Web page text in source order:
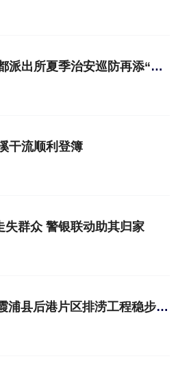
巡逻电动车“上岗” 蕉城七都派出所夏季治安巡防再添“利器”
干流顺利登簿
群众 警银联动助其归家
预计2027年底全面竣工！霞浦县后港片区排涝工程稳步推进